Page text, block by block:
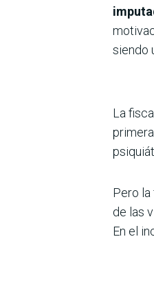
siendo
La
Pero la
de las
En el